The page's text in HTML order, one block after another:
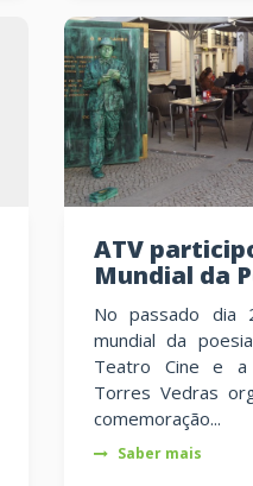
ATV participou no Dia
Mundial da
No passado
mundial da
Teatro Cine e a
Torres Vedras
comemoração...
Saber mais